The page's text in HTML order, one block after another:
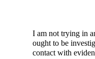
I am not trying in
ought to be
contact with